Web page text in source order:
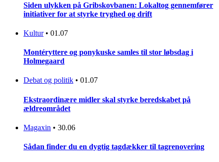
Siden ulykken på Gribskovbanen: Lokaltog gennemfører
initiativer for at styrke tryghed og drift
Kultur • 01.07
Montéryttere og ponykuske samles til stor løbsdag i
Holmegaard
Debat og politik • 01.07
Ekstraordinære midler skal styrke beredskabet på
ældreområdet
Magaxin • 30.06
Sådan finder du en dygtig tagdækker til tagrenovering